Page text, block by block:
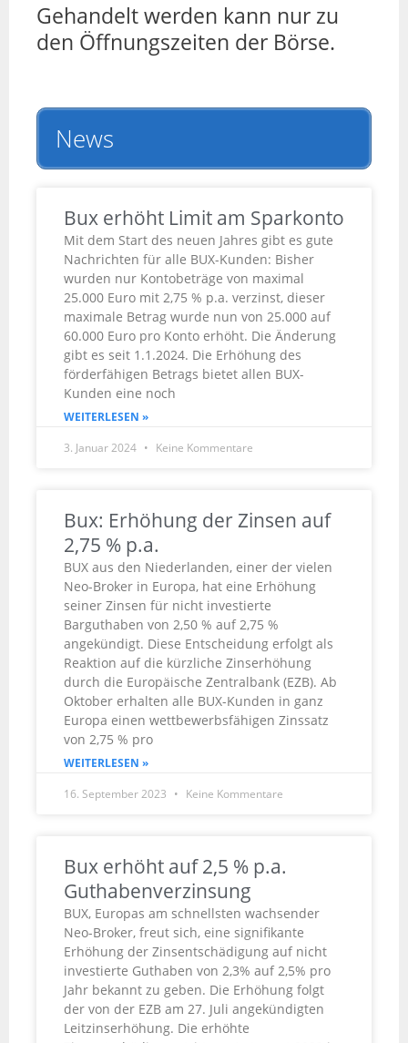
Gehandelt werden kann nur zu
den Öffnungszeiten der Börse.
News
Bux erhöht Limit am Sparkonto
Mit dem Start des neuen Jahres gibt es gute
Nachrichten für alle BUX-Kunden: Bisher
wurden nur Kontobeträge von maximal
25.000 Euro mit 2,75 % p.a. verzinst, dieser
maximale Betrag wurde nun von 25.000 auf
60.000 Euro pro Konto erhöht. Die Änderung
gibt es seit 1.1.2024. Die Erhöhung des
förderfähigen Betrags bietet allen BUX-
Kunden eine noch
WEITERLESEN »
3. Januar 2024
Keine Kommentare
Bux: Erhöhung der Zinsen auf
2,75 % p.a.
BUX aus den Niederlanden, einer der vielen
Neo-Broker in Europa, hat eine Erhöhung
seiner Zinsen für nicht investierte
Barguthaben von 2,50 % auf 2,75 %
angekündigt. Diese Entscheidung erfolgt als
Reaktion auf die kürzliche Zinserhöhung
durch die Europäische Zentralbank (EZB). Ab
Oktober erhalten alle BUX-Kunden in ganz
Europa einen wettbewerbsfähigen Zinssatz
von 2,75 % pro
WEITERLESEN »
16. September 2023
Keine Kommentare
Bux erhöht auf 2,5 % p.a.
Guthabenverzinsung
BUX, Europas am schnellsten wachsender
Neo-Broker, freut sich, eine signifikante
Erhöhung der Zinsentschädigung auf nicht
investierte Guthaben von 2,3% auf 2,5% pro
Jahr bekannt zu geben. Die Erhöhung folgt
der von der EZB am 27. Juli angekündigten
Leitzinserhöhung. Die erhöhte